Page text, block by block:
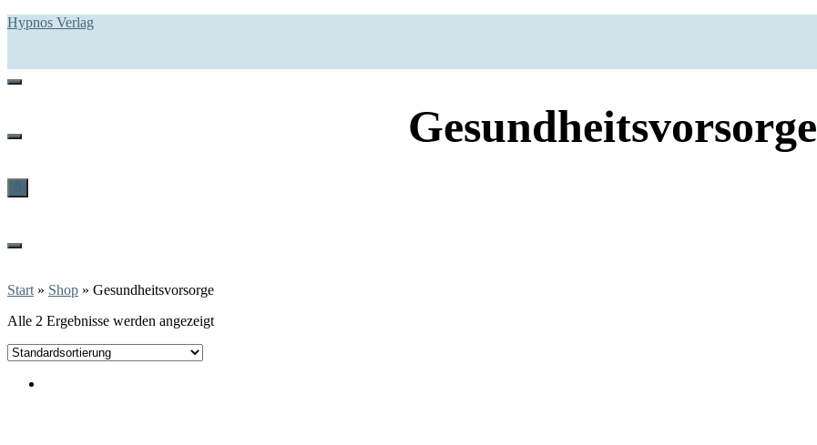
Hypnos Verlag
Gesundheitsvorsorge
Start » Shop » Gesundheitsvorsorge
Alle 2 Ergebnisse werden angezeigt